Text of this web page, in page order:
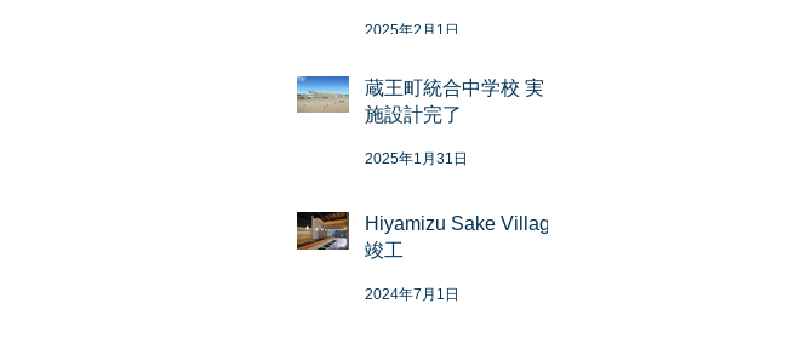
2025年2月1日
蔵王町統合中学校 実
施設計完了
2025年1月31日
Hiyamizu Sake Village
竣工
2024年7月1日